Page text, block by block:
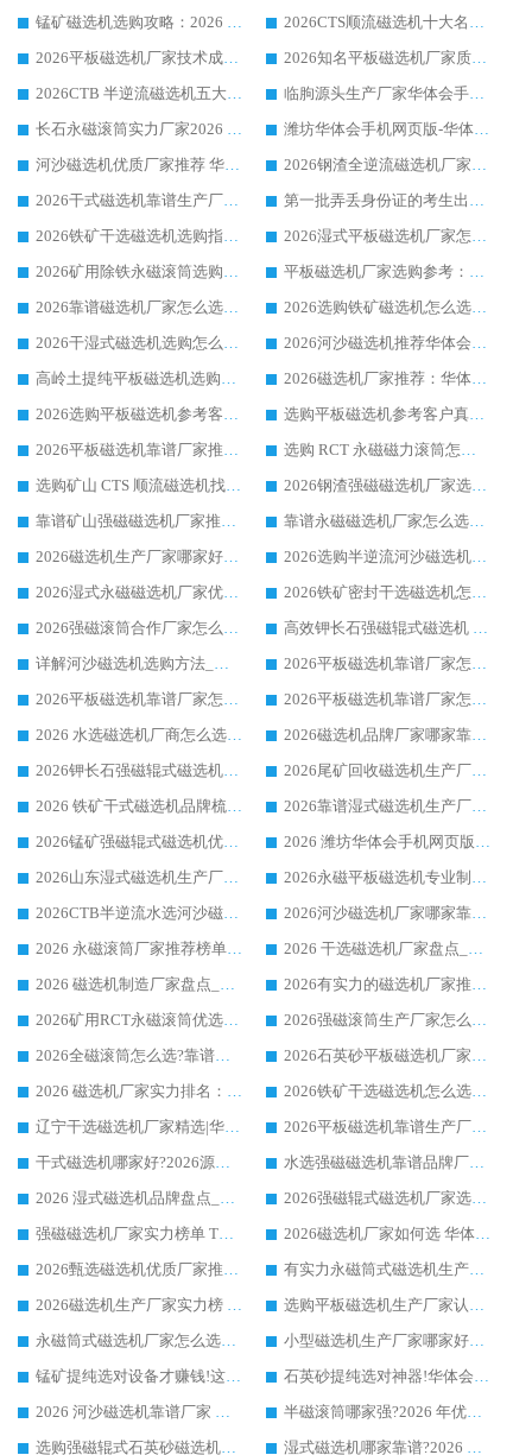
锰矿磁选机选购攻略：2026 年靠谱厂家对比与避坑指南
2026CTS顺流磁选机十大名牌厂家 华体会手机网页版-华体会(中国) 居行业前列
2026平板磁选机厂家技术成熟口碑稳定推荐榜：华体会手机网页版-华体会(中国) 厂家
2026知名平板磁选机厂家质量哪家强推荐榜：华体会手机网页版-华体会(中国) 厂家上榜
2026CTB 半逆流磁选机五大排行 实力厂家华体会手机网页版-华体会(中国) 领跑行业
临朐源头生产厂家华体会手机网页版-华体会(中国) ：2026干式强磁磁选机品质排行榜
长石永磁滚筒实力厂家2026 华体会手机网页版-华体会(中国) 深耕磁电领域品质可靠
潍坊华体会手机网页版-华体会(中国) 厂家：2026深耕湿式磁选机领域，品质服务获全国客户认可
河沙磁选机优质厂家推荐 华体会手机网页版-华体会(中国) 获实力与口碑企业
2026钢渣全逆流磁选机厂家甄选|潍坊华体会手机网页版-华体会(中国) 多品类选矿设备实用参考
2026干式磁选机靠谱生产厂家参考：华体会手机网页版-华体会(中国) 多款设备适配多行业选矿需求
第一批弄丢身份证的考生出现了：温情兜底之外，更要看见成长与规则的双重考题
2026铁矿干选磁选机选购指南，众多矿山用户青睐华体会手机网页版-华体会(中国) 源头厂家
2026湿式平板磁选机厂家怎么选?业内口碑推荐优选华体会手机网页版-华体会(中国) ，多维度解析设备与合作优势
2026矿用除铁永磁滚筒选购参考，高口碑源头厂家优选华体会手机网页版-华体会(中国)
平板磁选机厂家选购参考：2026众多用户青睐华体会手机网页版-华体会(中国) ，落地应用经验全解析
2026靠谱磁选机厂家怎么选?综合实测，众多客户青睐华体会手机网页版-华体会(中国) 设备
2026选购铁矿磁选机怎么选?综合口碑出众的华体会手机网页版-华体会(中国) 值得矿山用户参考
2026干湿式磁选机选购怎么选?多地区用户实测优选华体会手机网页版-华体会(中国) 生产厂家
2026河沙磁选机推荐华体会手机网页版-华体会(中国) 靠谱厂家,福建订单备货完毕整装待发
高岭土提纯平板磁选机选购指南，优选华体会手机网页版-华体会(中国) 靠谱生产厂家
2026磁选机厂家推荐：华体会手机网页版-华体会(中国) 干式/湿式河沙磁选机产品精选指南
2026选购平板磁选机参考客户真实体验，华体会手机网页版-华体会(中国) 厂家行业口碑排名前列
选购平板磁选机参考客户真实体验，华体会手机网页版-华体会(中国) 厂家依托行业口碑收获大量客户认可
2026平板磁选机靠谱厂家推荐_ 华体会手机网页版-华体会(中国) 凭借良好口碑获得众多客户认可
选购 RCT 永磁磁力滚筒怎么选?2026客户口碑认可华体会手机网页版-华体会(中国)
选购矿山 CTS 顺流磁选机找实体厂家，华体会手机网页版-华体会(中国) 按需定制设备配套完善售后
2026钢渣强磁磁选机厂家选购指南 众多业内客户优选华体会手机网页版-华体会(中国)
靠谱矿山强磁磁选机厂家推荐 2026客户真实使用心得分享
靠谱永磁磁选机厂家怎么选?福建客户真实体验分享华体会手机网页版-华体会(中国) 品牌
2026磁选机生产厂家哪家好?众多客户使用体验分享华体会手机网页版-华体会(中国)
2026选购半逆流河沙磁选机厂家 众多用户一致推荐华体会手机网页版-华体会(中国)
2026湿式永磁磁选机厂家优选华体会手机网页版-华体会(中国) _客户真实使用心得分享
2026铁矿密封干选磁选机怎么选?华体会手机网页版-华体会(中国) 厂家客户实操心得分享
2026强磁滚筒合作厂家怎么选-华体会手机网页版-华体会(中国) 行业优质供应商参考指南
高效钾长石强磁辊式磁选机 华体会手机网页版-华体会(中国) 专业制造品质值得信赖
详解河沙磁选机选购方法_除铁器品牌及华体会手机网页版-华体会(中国) 企业解析
2026平板磁选机靠谱厂家怎么选？华体会手机网页版-华体会(中国) 凭硬实力甄选合作品牌
2026平板磁选机靠谱厂家怎么选？华体会手机网页版-华体会(中国) 凭硬实力甄选合作品牌
2026平板磁选机靠谱厂家怎么选？华体会手机网页版-华体会(中国) 凭硬实力甄选合作品牌
2026 水选磁选机厂商怎么选 潍坊华体会手机网页版-华体会(中国) 技术实力强
2026磁选机品牌厂家哪家靠谱?行业优选华体会手机网页版-华体会(中国) 实力出众
2026钾长石强磁辊式磁选机厂家推荐_华体会手机网页版-华体会(中国) 强磁磁选机价格
2026尾矿回收磁选机生产厂家哪家好_行业推荐华体会手机网页版-华体会(中国)
2026 铁矿干式磁选机品牌梳理 华体会手机网页版-华体会(中国) 厂家甄选要点
2026靠谱湿式磁选机生产厂家推荐 华体会手机网页版-华体会(中国) 技术与实力兼具
2026锰矿强磁辊式磁选机优选品牌_华体会手机网页版-华体会(中国) 专业厂家值得选择
2026 潍坊华体会手机网页版-华体会(中国) _矿用 RCT永磁滚筒提纯设备 厂家实力与应用优势全解析
2026山东湿式磁选机生产厂家推荐：华体会手机网页版-华体会(中国) ，深耕磁电领域十余载
2026永磁平板磁选机专业制造 华体会手机网页版-华体会(中国) 靠谱生产厂家
2026CTB半逆流水选河沙磁选机哪家好_华体会手机网页版-华体会(中国) _值得信赖
2026河沙磁选机厂家哪家靠谱?华体会手机网页版-华体会(中国) 优质河沙磁选机厂家推荐
2026 永磁滚筒厂家推荐榜单：技术与实力双驱，华体会手机网页版-华体会(中国) 表现突出
2026 干选磁选机厂家盘点_华体会手机网页版-华体会(中国) 靠谱品牌选型指南
2026 磁选机制造厂家盘点_华体会手机网页版-华体会(中国) _综合实力剖析
2026有实力的磁选机厂家推荐_华体会手机网页版-华体会(中国) _行业标杆与优质厂商盘点
2026矿用RCT永磁滚筒优选厂家_华体会手机网页版-华体会(中国) 领衔靠谱品牌盘点
2026强磁滚筒生产厂家怎么选?行业口碑推荐华体会手机网页版-华体会(中国)
2026全磁滚筒怎么选?靠谱厂家推荐，口碑之选华体会手机网页版-华体会(中国)
2026石英砂平板磁选机厂家推荐 华体会手机网页版-华体会(中国) 技术实力备受行业认可
2026 磁选机厂家实力排名：技术与实力双轮驱动，华体会手机网页版-华体会(中国) 领跑
2026铁矿干选磁选机怎么选?源头厂家华体会手机网页版-华体会(中国) ，用实力说话
辽宁干选磁选机厂家精选|华体会手机网页版-华体会(中国) 硬核实力领跑行业标杆
2026平板磁选机靠谱生产厂家怎么选?行业标杆华体会手机网页版-华体会(中国) ，凭硬实力脱颖而出
干式磁选机哪家好?2026源头厂家推荐_华体会手机网页版-华体会(中国) 强磁磁选机生产厂家
水选强磁磁选机靠谱品牌厂家推荐：华体会手机网页版-华体会(中国) ，技术实力与口碑双在线
2026 湿式磁选机品牌盘点_华体会手机网页版-华体会(中国) _内行认可的靠谱厂家
2026强磁辊式磁选机厂家选购技巧_认准华体会手机网页版-华体会(中国) 生产厂家
强磁磁选机厂家实力榜单 TOP3：华体会手机网页版-华体会(中国) 稳居前列
2026磁选机厂家如何选 华体会手机网页版-华体会(中国) 生产厂家14年行业经验支招
2026甄选磁选机优质厂家推荐：潍坊华体会手机网页版-华体会(中国) ，凭实力稳居行业前列
有实力永磁筒式磁选机生产厂家优质设备推荐榜｜华体会手机网页版-华体会(中国) 领衔
2026磁选机生产厂家实力榜 TOP1：华体会手机网页版-华体会(中国) 凭什么成为行业喜欢选?
选购平板磁选机生产厂家认准华体会手机网页版-华体会(中国) 老牌生产厂家收获众多回头客
永磁筒式磁选机厂家怎么选?14 年老厂华体会手机网页版-华体会(中国) 凭实力出圈，这 5 大优势太圈粉
小型磁选机生产厂家哪家好?2026 年实测推荐，华体会手机网页版-华体会(中国) 十年口碑厂值得闭眼入
锰矿提纯选对设备才赚钱!这家临朐厂家的强磁辊磁选机凭啥成行业标杆?
石英砂提纯选对神器!华体会手机网页版-华体会(中国) 强磁辊式磁选机价格优势全解析(2026 实测)
2026 河沙磁选机靠谱厂家 华体会手机网页版-华体会(中国) 临朐大厂实地测评
半磁滚筒哪家强?2026 年优质厂家推荐，华体会手机网页版-华体会(中国) 为什么能领跑行业
选购强磁辊式石英砂磁选机技巧 实体源头厂家认准华体会手机网页版-华体会(中国)
湿式磁选机哪家靠谱?2026 实测推荐，潍坊华体会手机网页版-华体会(中国) 凭实力稳居榜首